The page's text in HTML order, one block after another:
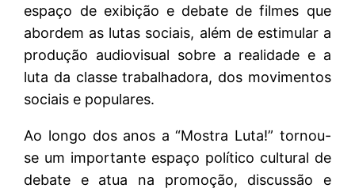
espaço de exibição e debate de filmes que
abordem as lutas sociais, além de estimular a
produção audiovisual sobre a realidade e a
luta da classe trabalhadora, dos movimentos
sociais e populares.
Ao longo dos anos a “Mostra Luta!” tornou-
se um importante espaço político cultural de
debate e atua na promoção, discussão e